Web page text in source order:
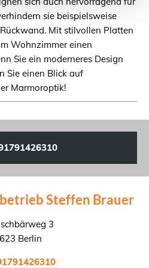
sie beispielsweise
Mit stilvollen Platten
Wohnzimmer einen
Sie ein moderneres Design
Sie einen Blick auf
Marmoroptik!
Steffen Brauer
3
Berlin